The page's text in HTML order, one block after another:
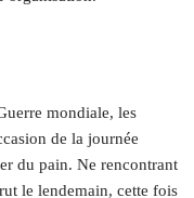
mondiale, les
de la journée
du pain. Ne rencontrant
le lendemain, cette fois